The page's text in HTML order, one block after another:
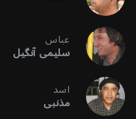
عباس
سلیمی آنگیل
اسد
مذنبی